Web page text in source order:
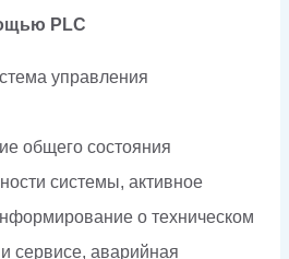
PLC
управления
общего состояния
системы, активное
о техническом
сервисе, аварийная